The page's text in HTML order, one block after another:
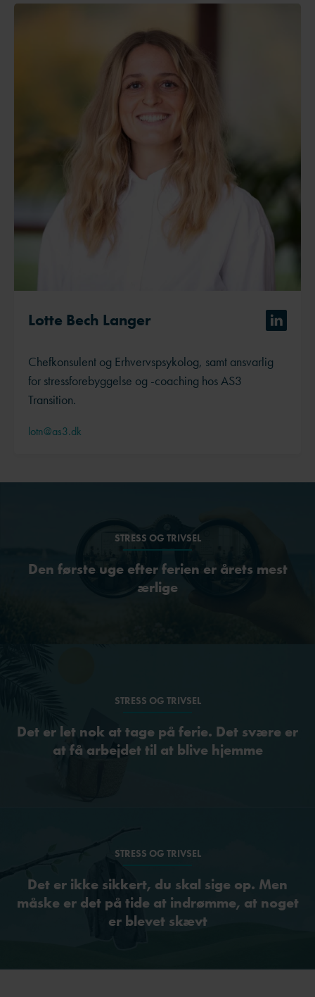
Lotte Bech Langer
Chefkonsulent og Erhvervspsykolog, samt ansvarlig
for stressforebyggelse og -coaching hos AS3
Transition.
lotn@as3.dk
STRESS OG TRIVSEL
Den første uge efter ferien er årets mest
ærlige
STRESS OG TRIVSEL
Det er let nok at tage på ferie. Det svære er
at få arbejdet til at blive hjemme
STRESS OG TRIVSEL
Det er ikke sikkert, du skal sige op. Men
måske er det på tide at indrømme, at noget
er blevet skævt